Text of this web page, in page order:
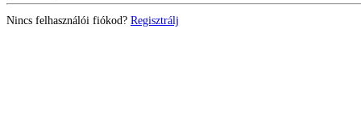
Nincs felhasználói fiókod? Regisztrálj